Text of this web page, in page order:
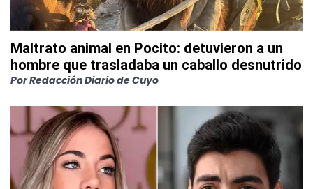
Maltrato animal en Pocito: detuvieron a un
hombre que trasladaba un caballo desnutrido
PorRedacción Diario de Cuyo